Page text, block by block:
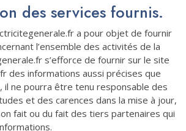
des services fournis.
a pour objet de fournir
l’ensemble des activités de la
s’efforce de fournir sur le site
des informations aussi précises que
il ne pourra être tenu responsable des
et des carences dans la mise à jour,
fait ou du fait des tiers partenaires qui